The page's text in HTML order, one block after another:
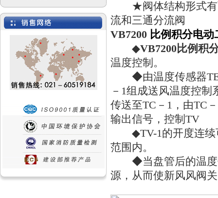
★阀体结构形式有
流和三通分流阀
VB7200 比例积分电
◆VB7200比例积
温度控制。
◆由温度传感器
－1组成送风温度控
传送至TC－1，由TC
输出信号，控制TV
◆TV-1的开度连续
范围内。
◆当盘管后的温度低
源，从而使新风风阀